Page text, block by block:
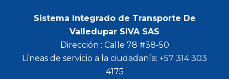
Sistema Integrado de Transporte De
Valledupar SIVA SAS
Dirección : Calle 78 #38-50
Líneas de servicio a la ciudadanía: +57 314 303
4175